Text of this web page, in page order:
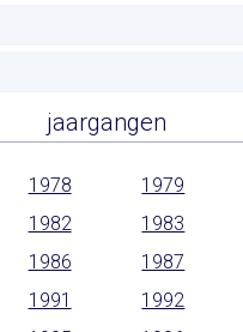
jaargangen
1978 1979
1982 1983
1986 1987
1991 1992